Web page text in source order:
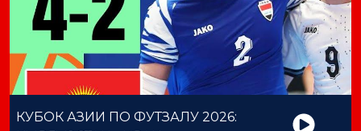
КУБОК АЗИИ ПО ФУТЗАЛУ 2026: